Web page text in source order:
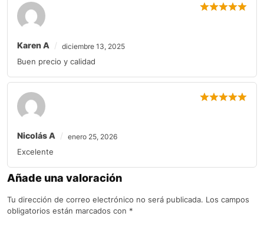
Karen A diciembre 13, 2025
Buen precio y calidad
Nicolás A enero 25, 2026
Excelente
Añade una valoración
Tu dirección de correo electrónico no será publicada. Los campos
obligatorios están marcados con *